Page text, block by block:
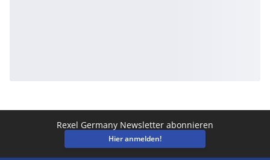
Rexel Germany Newsletter abonnieren
Hier anmelden!